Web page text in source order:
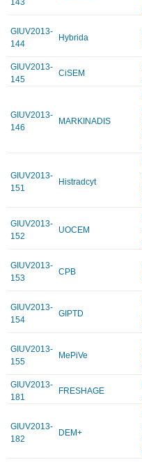
GIUV2013-
144
Hybrida
GIUV2013-
145
CiSEM
GIUV2013-
146
MARKINADIS
GIUV2013-
151
Histradcyt
GIUV2013-
152
UOCEM
GIUV2013-
153
CPB
GIUV2013-
154
GIPTD
GIUV2013-
155
MePiVe
GIUV2013-
181
FRESHAGE
GIUV2013-
182
DEM+